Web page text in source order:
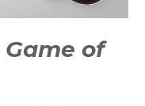
Game of